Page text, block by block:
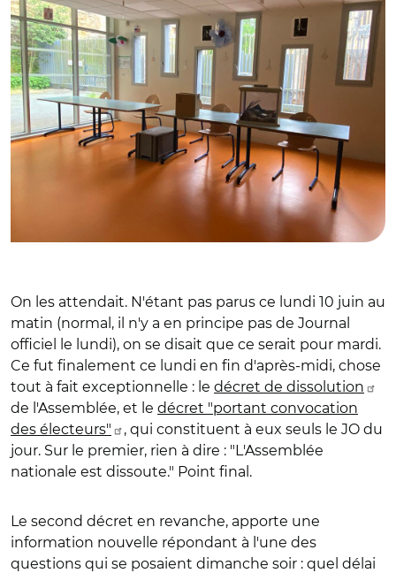
On les attendait. N'étant pas parus ce lundi 10 juin au
matin (normal, il n'y a en principe pas de Journal
officiel le lundi), on se disait que ce serait pour mardi.
Ce fut finalement ce lundi en fin d'après-midi, chose
tout à fait exceptionnelle : le décret de dissolution
de l'Assemblée, et le décret "portant convocation
des électeurs"
, qui constituent à eux seuls le JO du
jour. Sur le premier, rien à dire : "L'Assemblée
nationale est dissoute." Point final.
Le second décret en revanche, apporte une
information nouvelle répondant à l'une des
questions qui se posaient dimanche soir : quel délai